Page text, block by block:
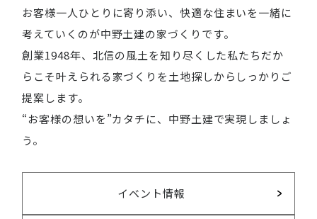
お客様一人ひとりに寄り添い、快適な住まいを一緒に
考えていくのが中野土建の家づくりです。
創業1948年、北信の風土を知り尽くした私たちだか
らこそ叶えられる家づくりを土地探しからしっかりご
提案します。
“お客様の想いを”カタチに、中野土建で実現しましょ
う。
イベント情報